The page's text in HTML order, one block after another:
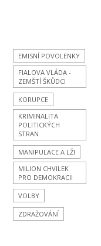
EMISNÍ POVOLENKY
FIALOVA VLÁDA -
ZEMŠTÍ ŠKŮDCI
KORUPCE
KRIMINALITA
POLITICKÝCH
STRAN
MANIPULACE A LŽI
MILION CHVILEK
PRO DEMOKRACII
VOLBY
ZDRAŽOVÁNÍ